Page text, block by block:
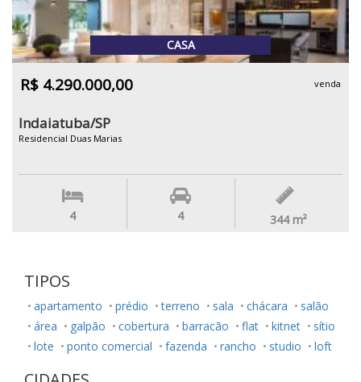
CASA
R$ 4.290.000,00 venda
Indaiatuba/SP
Residencial Duas Marias
4 4 344 m²
TIPOS
apartamento prédio terreno sala chácara
salão
área
galpão cobertura barracão flat kitnet
sítio
lote
ponto comercial fazenda rancho studio loft